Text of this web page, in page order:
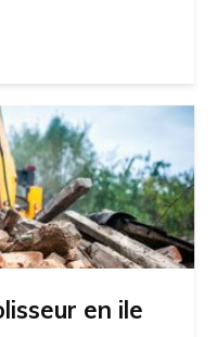
en ile